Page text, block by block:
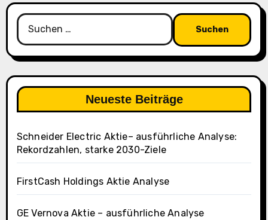
l
(
s
a
:
L
Suchen
nach:
Neueste Beiträge
Schneider Electric Aktie– ausführliche Analyse:
Rekordzahlen, starke 2030-Ziele
FirstCash Holdings Aktie Analyse
GE Vernova Aktie – ausführliche Analyse